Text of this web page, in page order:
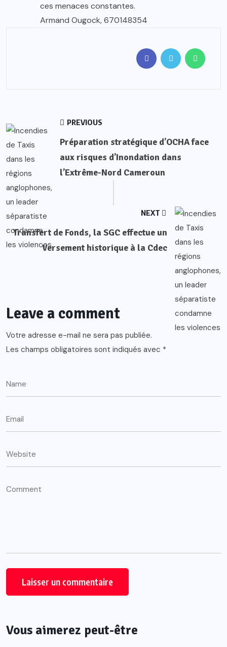
ces menaces constantes.
Armand Ougock, 670148354
PREVIOUS
Préparation stratégique d’OCHA face
aux risques d’Inondation dans
l’Extrême-Nord Cameroun
NEXT
Transfert de Fonds, la SGC effectue un
Versement historique à la Cdec
Leave a comment
Votre adresse e-mail ne sera pas publiée.
Les champs obligatoires sont indiqués avec *
Vous aimerez peut-être